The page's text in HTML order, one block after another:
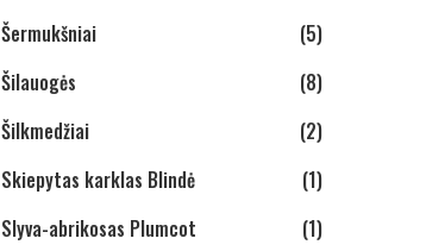
Šermukšniai
(5)
Šilauogės
(8)
Šilkmedžiai
(2)
Skiepytas karklas Blindė
(1)
Slyva-abrikosas Plumcot
(1)